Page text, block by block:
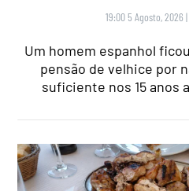
19:00 5 Agosto, 2026 |
Um homem espanhol
pensão de velhice por
suficiente nos 15 anos